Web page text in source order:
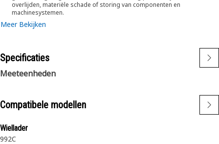
overlijden, materiële schade of storing van componenten en
machinesystemen.
Meer Bekijken
Specificaties
Meeteenheden
Compatibele modellen
Wiellader
992C